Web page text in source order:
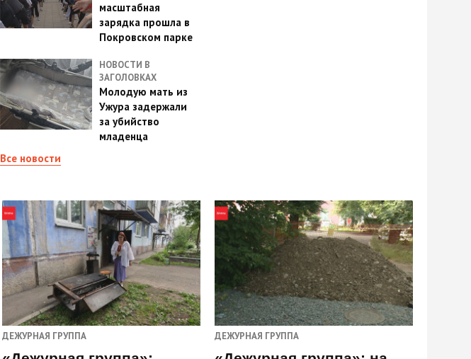
масштабная
зарядка прошла в
Покровском парке
НОВОСТИ В
ЗАГОЛОВКАХ
Молодую мать из
Ужура задержали
за убийство
младенца
Все новости
ДЕЖУРНАЯ ГРУППА ДЕЖУРНАЯ ГРУППА